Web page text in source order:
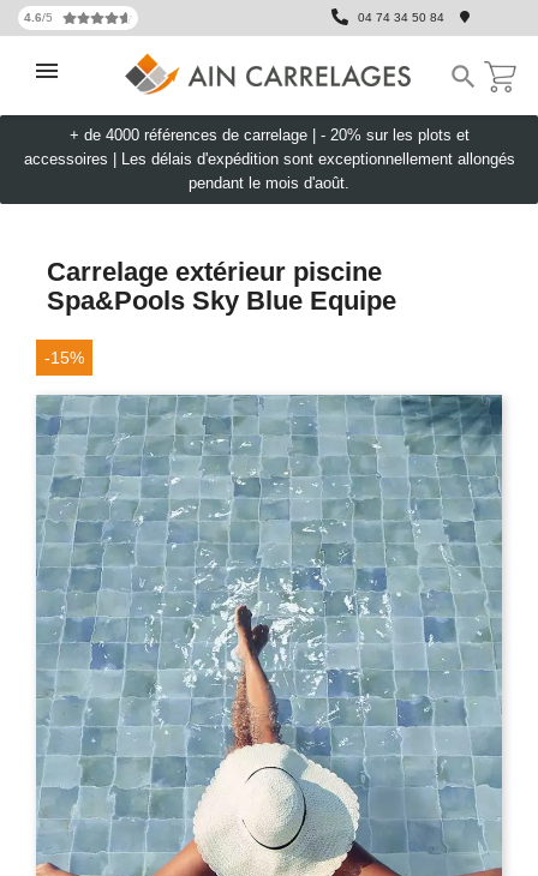
4.6/5 04 74 34 50 84

+ de 4000 références de carrelage | - 20% sur les plots et
accessoires
Les délais d'expédition sont exceptionnellement allongés
pendant le mois d'août.
Carrelage extérieur piscine
Spa&Pools Sky Blue Equipe
-15%